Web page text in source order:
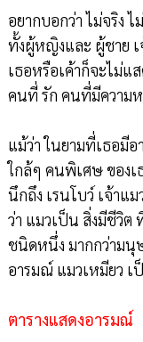
อยากบอกว่า ไม่จริง ไ
ทั้งผู้หญิงและ ผู้ชาย
เธอหรือเค้าก็จะไม่แ
คนที่ รัก คนที่มีความ
แม้ว่า ในยามที่เธอมี
ใกล้ๆ คนพิเศษ ของเ
นึกถึง เรนโบว์ เจ้าแ
ว่า แมวเป็น สิ่งมีชีวิต
ชนิดหนึ่ง มากกว่ามนุ
อารมณ์ แมวเหมียว เ
ตารางแสดงอารมณ์